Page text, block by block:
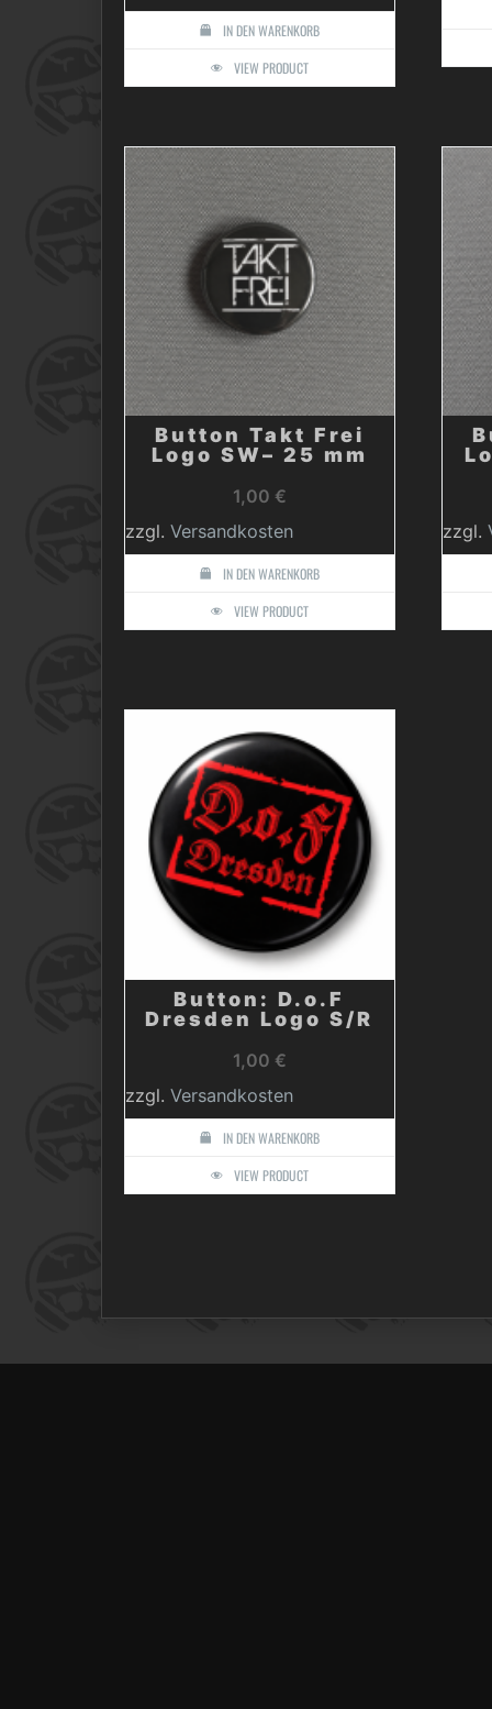
IN DEN WARENKORB
VIEW PRODUCT
Button Takt Frei
Logo SW– 25 mm
1,00 €
zzgl. Versandkosten
IN DEN WARENKORB
VIEW PRODUCT
zzgl.
Button: D.o.F
Dresden Logo S/R
1,00 €
zzgl. Versandkosten
IN DEN WARENKORB
VIEW PRODUCT